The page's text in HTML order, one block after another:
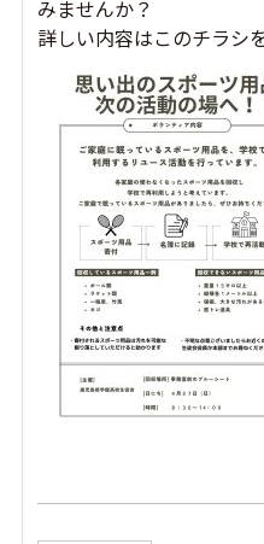
みませんか？
詳しい内容はこのチラシ